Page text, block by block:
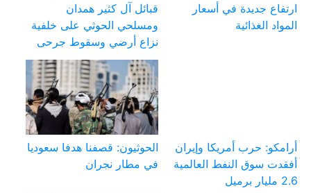
ارتفاع جديدة في أسعار
المواد الغذائية
قبائل آل كثير همدان
ومسلحي الحوثي على خلفية
نزاع أرضي وسقوط جرحى
أرامكو: حرب أمريكا وإيران
أفقدت سوق النفط العالمية
2.6 مليار برميل
الحوثيون: قصفنا هدفا سعوديا
في مطار نجران